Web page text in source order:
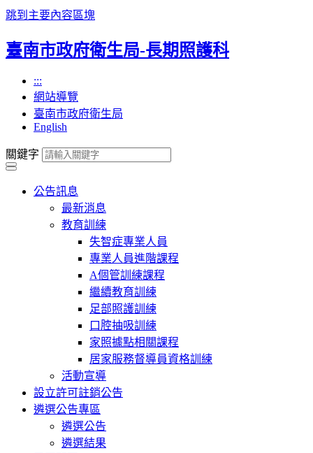
跳到主要內容區塊
臺南市政府衛生局-長期照護科
:::
網站導覽
臺南市政府衛生局
English
關鍵字
公告訊息
最新消息
教育訓練
失智症專業人員
專業人員進階課程
A個管訓練課程
繼續教育訓練
足部照護訓練
口腔抽吸訓練
家照據點相關課程
居家服務督導員資格訓練
活動宣導
設立許可註銷公告
遴選公告專區
遴選公告
遴選結果